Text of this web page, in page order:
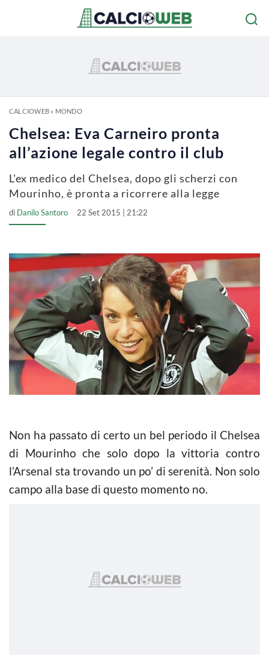
CALCIOWEB» MONDO
Chelsea: Eva Carneiro pronta
all’azione legale contro il club
L'ex medico del Chelsea, dopo gli scherzi con
Mourinho, è pronta a ricorrere alla legge
di Danilo Santoro 22 Set 2015 | 21:22
Non ha passato di certo un bel periodo il Chelsea
di Mourinho che solo dopo la vittoria contro
l’Arsenal sta trovando un po’ di serenità. Non solo
campo alla base di questo momento no.